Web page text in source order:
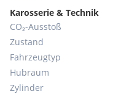
Karosserie & Technik
CO₂-Ausstoß
Zustand
Fahrzeugtyp
Hubraum
Zylinder